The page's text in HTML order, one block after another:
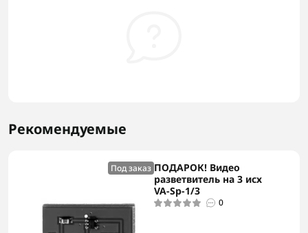
Рекомендуемые
Под заказ ПОДАРОК! Видео
разветвитель на 3 исх
VA-Sp-1/3
0